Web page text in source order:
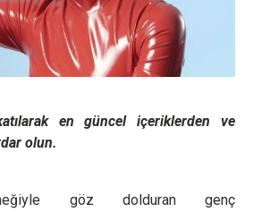
en güncel içeriklerden ve
olun.
göz dolduran genç